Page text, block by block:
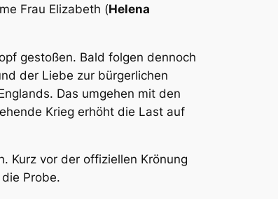
Frau Elizabeth (Helena
gestoßen. Bald folgen dennoch
der Liebe zur bürgerlichen
Das umgehen mit den
Krieg erhöht die Last auf
Kurz vor der offiziellen Krönung
Probe.